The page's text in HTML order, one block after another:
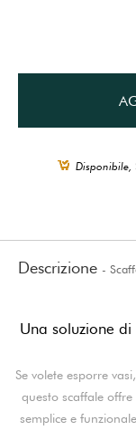
Disponibile,
Descrizione -
Una soluzione
Se volete esporre
questo scaffale
semplice e